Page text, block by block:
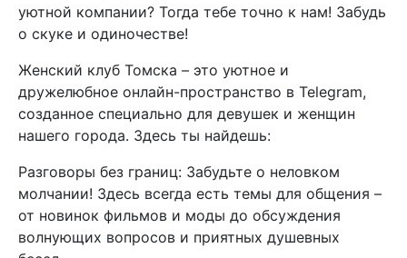
уютной компании? Тогда тебе точно к нам! Забудь
о скуке и одиночестве!
Женский клуб Томска – это уютное и
дружелюбное онлайн-пространство в Telegram,
созданное специально для девушек и женщин
нашего города. Здесь ты найдешь:
Разговоры без границ: Забудьте о неловком
молчании! Здесь всегда есть темы для общения –
от новинок фильмов и моды до обсуждения
волнующих вопросов и приятных душевных